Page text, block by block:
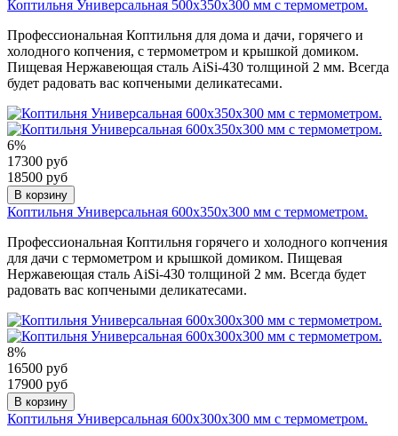
Коптильня Универсальная 500х350х300 мм с термометром.
Профессиональная Коптильня для дома и дачи, горячего и
холодного копчения, с термометром и крышкой домиком.
Пищевая Нержавеющая сталь AiSi-430 толщиной 2 мм. Всегда
будет радовать вас копчеными деликатесами.
6%
17300 руб
18500 руб
В корзину
Коптильня Универсальная 600х350х300 мм с термометром.
Профессиональная Коптильня горячего и холодного копчения
для дачи с термометром и крышкой домиком. Пищевая
Нержавеющая сталь AiSi-430 толщиной 2 мм. Всегда будет
радовать вас копчеными деликатесами.
8%
16500 руб
17900 руб
В корзину
Коптильня Универсальная 600х300х300 мм с термометром.